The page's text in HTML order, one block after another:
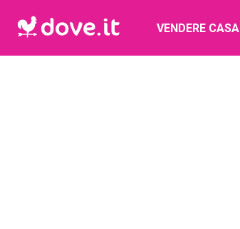
VENDERE CASA